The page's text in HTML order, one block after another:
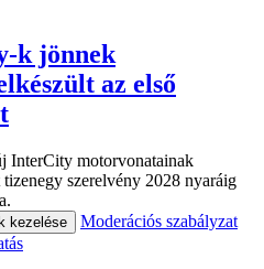
k jönnek
az első
InterCity motorvonatainak
szerelvény 2028 nyaráig
kezelése
Moderációs szabályzat